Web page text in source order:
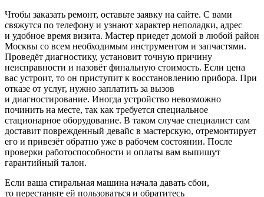
Чтобы заказать ремонт, оставьте заявку на сайте. С вами
свяжутся по телефону и узнают характер неполадки, адрес
и удобное время визита. Мастер приедет домой в любой район
Москвы со всем необходимым инструментом и запчастями.
Проведёт диагностику, установит точную причину
неисправности и назовёт финальную стоимость. Если цена
вас устроит, то он приступит к восстановлению прибора. При
отказе от услуг, нужно заплатить за вызов
и диагностирование. Иногда устройство невозможно
починить на месте, так как требуется специальное
стационарное оборудование. В таком случае специалист сам
доставит поврежденный девайс в мастерскую, отремонтирует
его и привезёт обратно уже в рабочем состоянии. После
проверки работоспособности и оплаты вам выпишут
гарантийный талон.
Если ваша стиральная машина начала давать сбои,
то перестаньте ей пользоваться и обратитесь